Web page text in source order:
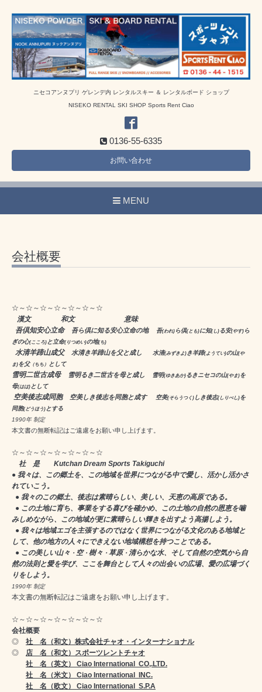
ニセコアンヌプリ ゲレンデ内 レンタルスキー ＆ レンタルボード ショップ
NISEKO RENTAL SKI SHOP Sports Rent Ciao
0136-55-6335
お問い合わせ
MENU
会社概要
☆～☆～☆～☆～☆～☆～☆
漢文和文 意味
吾倶知安心立命
吾ら倶に知る安心立命の地吾(われ) ら倶(とも)に知(し)る安(やす) ら
ぎの心(こころ) と立命(りつめい)の地(ち)
水清羊蹄山成父 水清き羊蹄山を父と成し 水清(みずきよ) き羊蹄(ようてい)の山(や
ま)を父（ちち） として
雪明二世古成母 雪明るき二世古を母と成し 雪明(ゆきあか)るきニセコの山(やま)を
母(はは) として
空美後志成同胞 空美しき後志を同胞と成す 空美(そらうつく) しき後志(しりべし)を
同胞(どうほう) とする
1990年 制定
本文書の無断転記はご遠慮をお願い申し上げます。
☆～☆～☆～☆～☆～☆～☆
社 是 Kutchan Dream Sports Takiguchi
● 我々は、この郷土を、この地域を世界につながる中で愛し、活かし活かさ
れていこう。
● 我々のこの郷土、後志は素晴らしい、美しい、天恵の高原である。
● この土地に育ち、事業をする喜びを確かめ、この土地の自然の恩恵を噛
みしめながら、この地域が更に素晴らしい輝きを出すよう高揚しよう。
● 我々は地域エゴを主張するのではなく世界につながる文化のある地域と
して、他の地方の人々にできえない地域構想を持つことである。
● この美しい山々 ・ 空・ 樹々 ・ 草原・ 清らかな水、そして自然の空気から自
然の法則と愛を学び、ここを舞台として人々の出会いの広場、愛の広場づく
りをしよう。
1990年 制定
本文書の無断転記はご遠慮をお願い申し上げます。
☆～☆～☆～☆～☆～☆～☆
会社概要
◎ 社 名（和文）株式会社チャオ・インターナショナル
◎ 店 名（和文）スポーツレントチャオ
社 名（英文） Ciao International CO,.LTD.
社 名（米文） Ciao International INC.
社 名（欧文） Ciao International S.P.A